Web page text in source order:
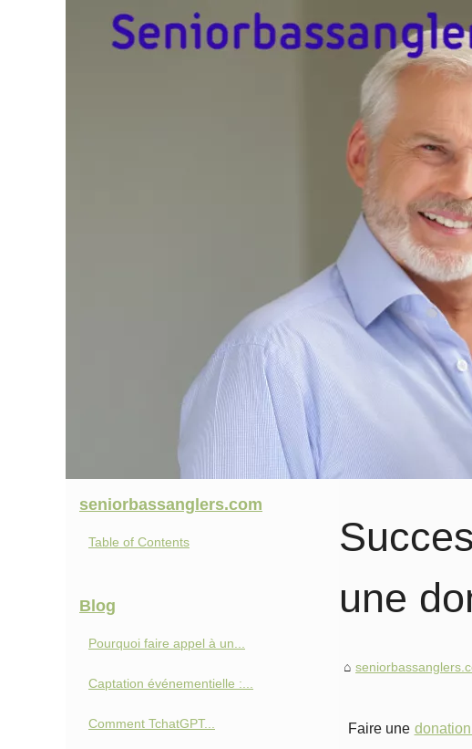
une
Faire une
seniorbassanglers.com
Table of Contents
Blog
Pourquoi faire appel à un...
Captation événementielle :...
Comment TchatGPT...